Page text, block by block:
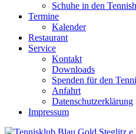
Schuhe in den
Termine
Kalender
Restaurant
Service
Kontakt
Downloads
Spenden für den
Anfahrt
Datenschutzerklärung
Impressum